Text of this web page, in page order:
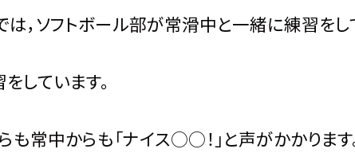
，ソフトボール部が常滑中と一緒に練習をし
しています。
も常中からも「ナイス○○！」と声がかかります